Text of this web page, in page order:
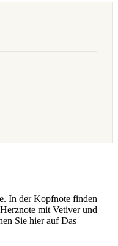
In der Kopfnote finden
mit Vetiver und
Sie hier auf Das